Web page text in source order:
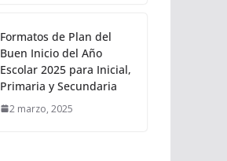
Formatos de Plan del
Buen Inicio del Año
Escolar 2025 para Inicial,
Primaria y Secundaria
2 marzo, 2025